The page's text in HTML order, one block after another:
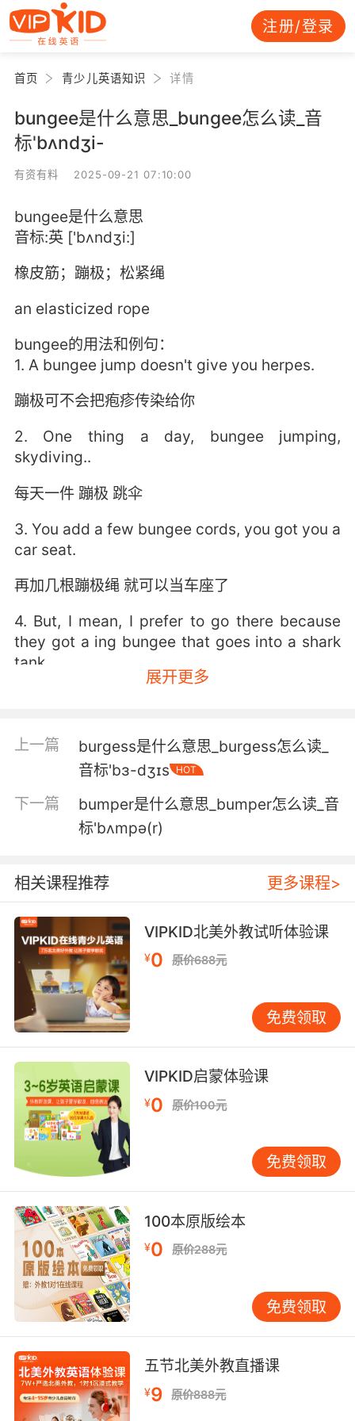
注册/登录
首页 青少儿英语知识 详情
bungee是什么意思_bungee怎么读_音
标'bʌndʒi-
有资有料 2025-09-21 07:10:00
bungee是什么意思
音标:英 ['bʌndʒi:]
橡皮筋；蹦极；松紧绳
an elasticized rope
bungee的用法和例句：
1. A bungee jump doesn't give you herpes.
蹦极可不会把疱疹传染给你
2. One thing a day, bungee jumping,
skydiving..
每天一件 蹦极 跳伞
3. You add a few bungee cords, you got you a
car seat.
再加几根蹦极绳 就可以当车座了
4. But, I mean, I prefer to go there because
they got a ing bungee that goes into a shark
tank.
5. Canvas bags filled with sand and bungee
cords were used as part of the ballast to help
control the trajectory.
装满了沙子和蹦极绳的帆布包 是用作镇重物来控
6. They're determined to take human factor
out of equation, by scratch building a face
slapping robot we have a bungee cord
attached web around this ride.
为了排除实验中的人为因素 他们要制作一个扇耳
光机器人 我们用缠绕的弹力绳 作为它的驱动装置
展开更多
上一篇
burgess是什么意思_burgess怎么读_
音标'bɜ-dʒɪs
HOT
下一篇
bumper是什么意思_bumper怎么读_音
标'bʌmpə(r)
相关课程推荐 更多课程>
VIPKID北美外教试听体验课
¥0 原价688元
免费领取
VIPKID启蒙体验课
¥0 原价100元
免费领取
100本原版绘本
¥0 原价288元
免费领取
五节北美外教直播课
¥9 原价888元